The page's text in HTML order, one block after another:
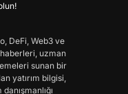
DeFi, Web3 ve
uzman
sunan bir
yatırım bilgisi,